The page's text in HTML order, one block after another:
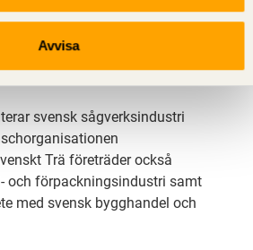
Avvisa
om trä, träprodukter och
Det gör vi genom att
driva teknisk utveckling.
svensk sågverksindustri
Trä företräder också
och förpackningsindustri samt
med svensk bygghandel och